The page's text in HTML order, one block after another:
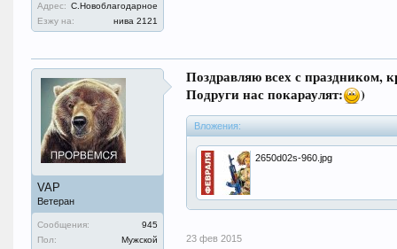
Адрес: С.Новоблагодарное
Езжу на:
нива 2121
VAP
Ветеран
Сообщения:
945
Пол:
Мужской
Поздравляю всех с праздником,
Подруги нас покараулят:
)
Вложения:
2650d02s-960.jpg
23 фев 2015